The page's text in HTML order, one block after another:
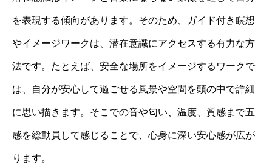
を表現する傾向があります。そのため、ガイド付き瞑想
やイメージワークは、潜在意識にアクセスする有力な方
法です。たとえば、安全な場所をイメージするワークで
は、自分が安心して過ごせる風景や空間を頭の中で詳細
に思い描きます。そこでの音や匂い、温度、質感まで五
感を総動員して感じることで、心身に深い安心感が広が
ります。